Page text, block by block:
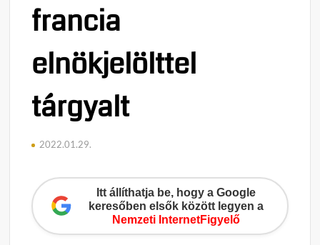
francia
elnökjelölttel
tárgyalt
2022.01.29.
Itt állíthatja be, hogy a Google
keresőben elsők között legyen a
Nemzeti InternetFigyelő